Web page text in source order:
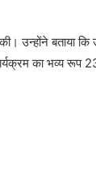
उन्होंने बताया
का भव्य